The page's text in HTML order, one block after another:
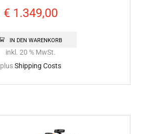
€ 1.349,00
IN DEN WARENKORB
inkl. 20 % MwSt.
plusShipping Costs